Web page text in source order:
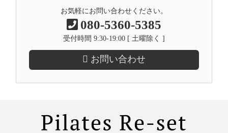
お気軽にお問い合わせください。
080-5360-5385
受付時間 9:30-19:00 [ 土曜除く ]
お問い合わせ